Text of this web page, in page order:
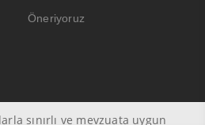
Öneriyoruz
sınırlı ve mevzuata uygun